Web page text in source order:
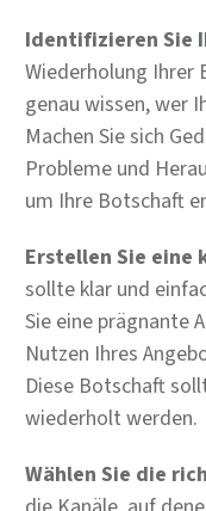
Identifizieren Sie
Wiederholung Ihrer
genau wissen, wer
Machen Sie sich
Probleme und
um Ihre Botschaft
Erstellen Sie eine
sollte klar und
Sie eine prägnante
Nutzen Ihres
Diese Botschaft
wiederholt werden.
Wählen Sie die